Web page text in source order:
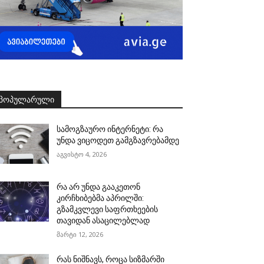
სამოგზაურო ინტერნეტი: რა
უნდა ვიცოდეთ გამგზავრებამდე
აგვისტო 4, 2026
რა არ უნდა გააკეთონ
კირჩხიბებმა აპრილში:
გზამკვლევი საფრთხეების
თავიდან ასაცილებლად
მარტი 12, 2026
რას ნიშნავს, როცა სიზმარში